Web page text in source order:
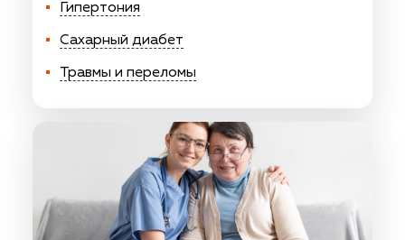
Гипертония
Сахарный диабет
Травмы и переломы